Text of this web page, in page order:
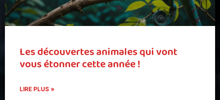
Les découvertes animales qui vont
vous étonner cette année !
LIRE PLUS »